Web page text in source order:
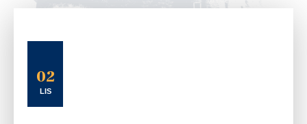
02
LIS